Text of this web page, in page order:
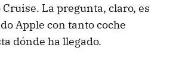
La pregunta, claro, es
Apple con tanto coche
dónde ha llegado.